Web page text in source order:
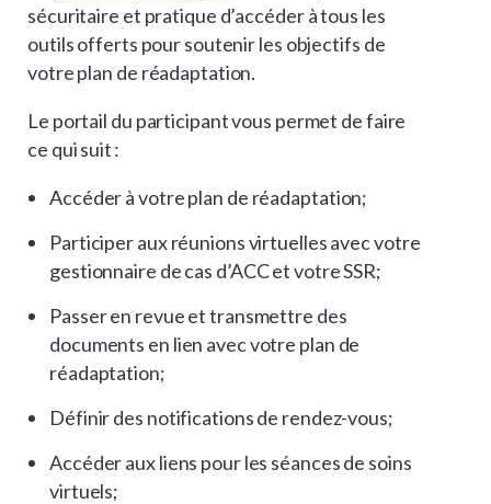
sécuritaire et pratique d’accéder à tous les
outils offerts pour soutenir les objectifs de
votre plan de réadaptation.
Le portail du participant vous permet de faire
ce qui suit :
Accéder à votre plan de réadaptation;
Participer aux réunions virtuelles avec votre
gestionnaire de cas d’ACC et votre SSR;
Passer en revue et transmettre des
documents en lien avec votre plan de
réadaptation;
Définir des notifications de rendez-vous;
Accéder aux liens pour les séances de soins
virtuels;